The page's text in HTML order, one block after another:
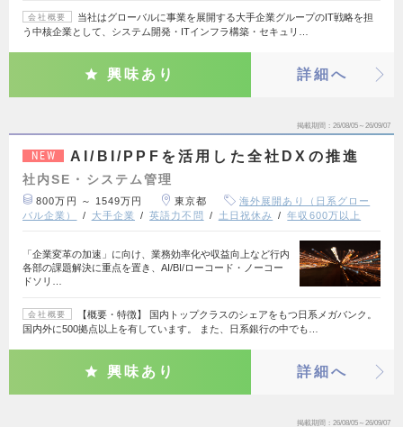
会社概要
当社はグローバルに事業を展開する大手企業グループのIT戦略を担
う中核企業として、システム開発・ITインフラ構築・セキュリ…
興味あり 詳細へ
掲載期間 26/08/05～26/09/07
NEW AI/BI/PPFを活用した全社DXの推進
社内SE・システム管理
800万円 ～ 1549万円 東京都
海外展開あり（日系グロー
バル企業）
大手企業 英語力不問 土日祝休み 年収600万以上
「企業変革の加速」に向け、業務効率化や収益向上など行内
各部の課題解決に重点を置き、AI/BI/ローコード・ノーコー
ドソリ…
会社概要
【概要・特徴】 国内トップクラスのシェアをもつ日系メガバンク。
国内外に500拠点以上を有しています。 また、日系銀行の中でも…
興味あり 詳細へ
掲載期間 26/08/05～26/09/07